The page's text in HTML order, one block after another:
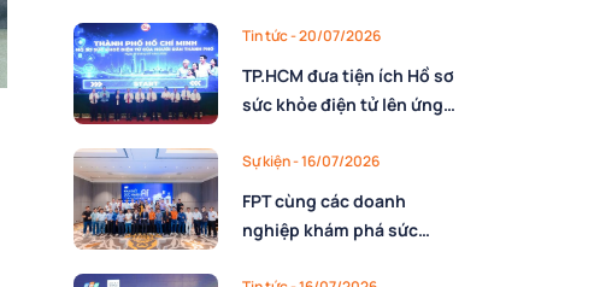
cho Cục Dự trữ Nhà nước,
Bộ Tài chính
Tin tức- 20/07/2026
TP.HCM đưa tiện ích Hồ sơ
sức khỏe điện tử lên ứng
đồng hành triển khai của
FPT
Sự kiện- 16/07/2026
FPT cùng các doanh
nghiệp khám phá sức